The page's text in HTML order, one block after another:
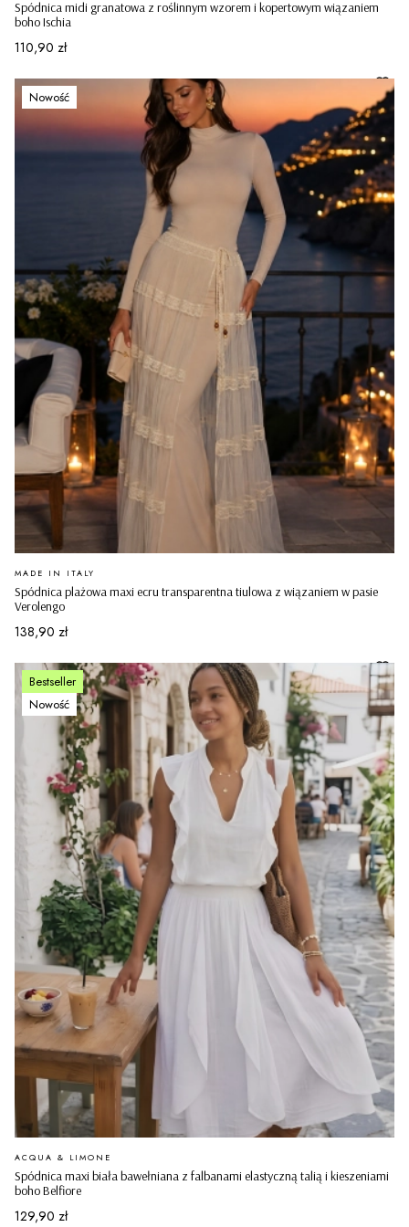
Spódnica midi granatowa z roślinnym wzorem i kopertowym wiązaniem
boho Ischia
Cena
110,90 zł
Nowość
Spódnica plażowa maxi ecru transparentna tiulowa z wiązaniem w pasie
Verolengo
PRODUCENT
MADE IN ITALY
Cena
138,90 zł
Bestseller
Nowość
Spódnica maxi biała bawełniana z falbanami elastyczną talią i kieszeniami
boho Belfiore
PRODUCENT
ACQUA & LIMONE
Cena
129,90 zł